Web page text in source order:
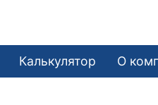
Калькулятор О